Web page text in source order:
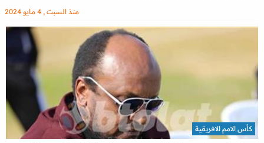
منذ السبت , 4 مايو 2024
كأس الامم الافريقية